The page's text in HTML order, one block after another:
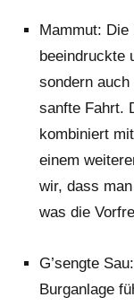
Mammut:
beeindruckte
sondern
sanfte Fahrt.
kombiniert
einem
wir, dass
was die
G’sengte
Burganlage